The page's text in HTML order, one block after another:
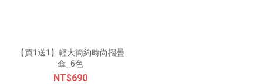
【買1送1】輕大簡約時尚摺疊
傘_6色
NT$690